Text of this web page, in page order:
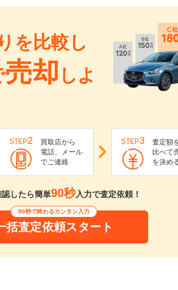
を比較し
売却 しよ
STEP2
買取店から
電話、メール
でご連絡
STEP3
査定額
比べて
を決め
したら簡単90秒入力で査定依頼！
90秒で終わるカンタン入力
括査定依頼スタート